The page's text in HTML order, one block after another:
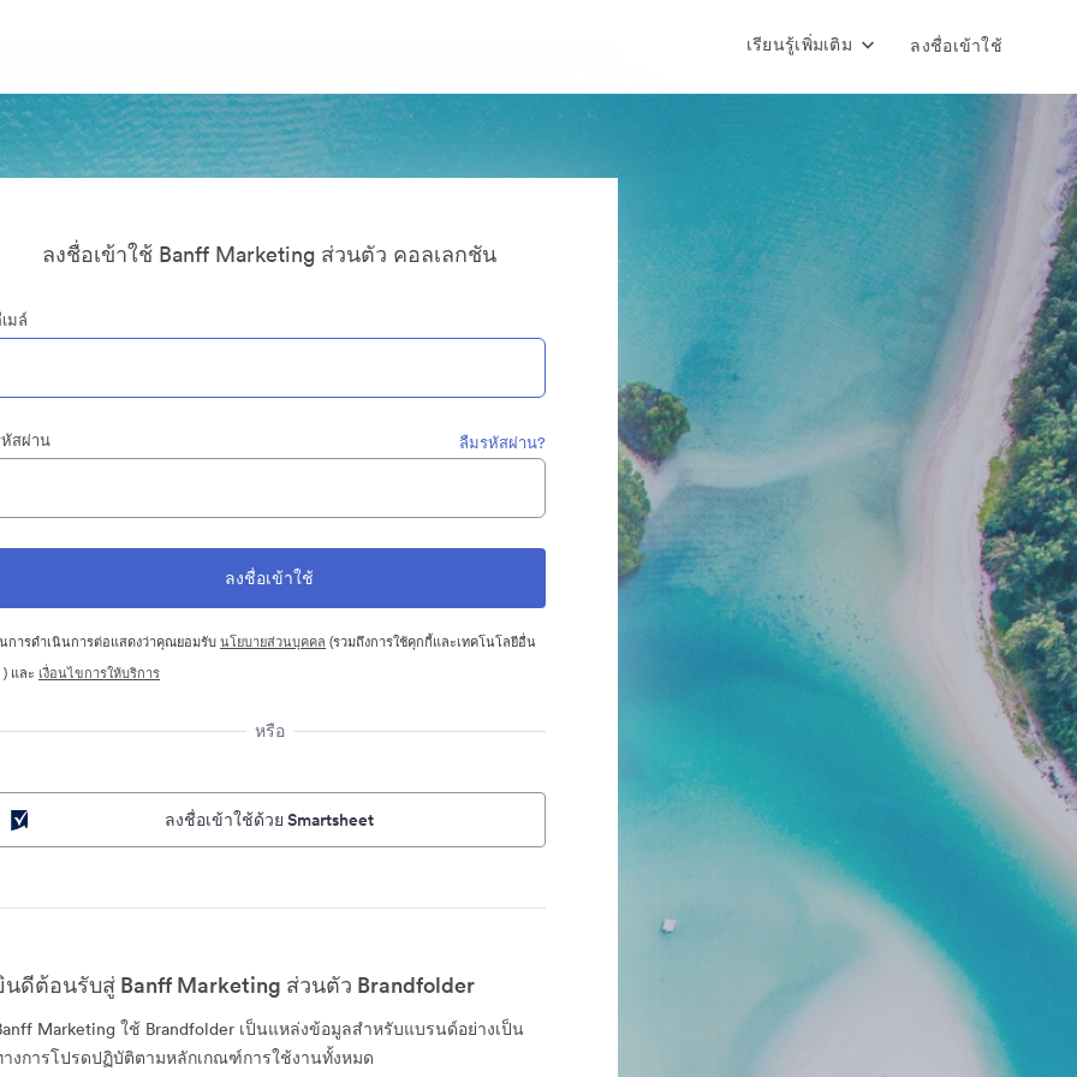
เรียนรู้เพิ่มเติม ลงชื่อเข้าใช้
ลงชื่อเข้าใช้ Banff Marketing ส่วนตัว คอลเลกชัน
มล์
สผ่าน ลืมรหัสผ่าน?
การดำเนินการต่อแสดงว่าคุณยอมรับนโยบายส่วนบุคคล (รวมถึงการใช้คุกกี้และเทคโนโลยีอื่น
) และ เงื่อนไขการให้บริการ
หรือ
ลงชื่อเข้าใช้ด้วย Smartsheet
นดีต้อนรับสู่ Banff Marketing ส่วนตัว Brandfolder
Marketing ใช้ Brandfolder เป็นแหล่งข้อมูลสำหรับแบรนด์อย่างเป็น
งการโปรดปฏิบัติตามหลักเกณฑ์การใช้งานทั้งหมด